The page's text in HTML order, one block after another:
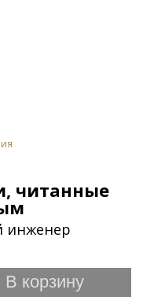
читанные
инженер
В корзину